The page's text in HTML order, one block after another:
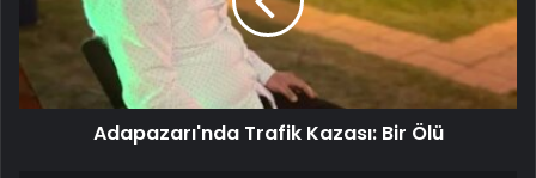
Adapazarı'nda Trafik Kazası: Bir Ölü